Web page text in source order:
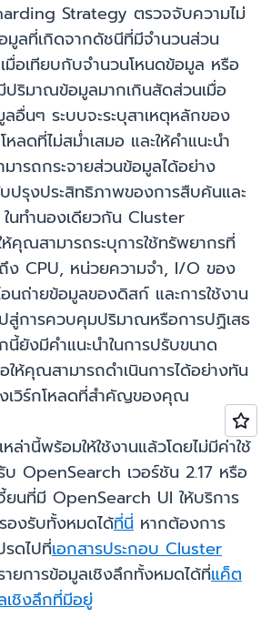
Strategy ตรวจจับความไม่
ลที่เกิดจากดัชนีที่มีจำนวนส่วน
มื่อเทียบกับจำนวนโหนดข้อมูล หรือ
ริมาณข้อมูลมากเกินสัดส่วนเมื่อ
อื่นๆ ระบบจะระบุสาเหตุหลักของ
หลดที่ไม่สม่ำเสมอ และให้คำแนะนำ
ารถกระจายส่วนข้อมูลได้อย่าง
ปรุงประสิทธิภาพของการสืบค้นและ
นทำนองเดียวกัน Cluster
คุณสามารถระบุการใช้ทรัพยากรที่
CPU, หน่วยความจำ, I/O ของ
นถ่ายข้อมูลของดิสก์ และการใช้งาน
สู่การควบคุมปริมาณหรือการปฏิเสธ
ยังมีคำแนะนำในการปรับขนาด
ห้คุณสามารถดำเนินการได้อย่างทัน
เวิร์กโหลดที่สำคัญของคุณ
ล่านี้พร้อมให้ใช้งานแล้วโดยไม่มีค่าใช้
บ OpenSearch เวอร์ชัน 2.17 หรือ
ยนที่มี OpenSearch UI ให้บริการ
องรับทั้งหมดได้ที่นี่ หากต้องการ
รดไปที่เอกสารประกอบ Cluster
ายการข้อมูลเชิงลึกทั้งหมดได้ที่แค็ต
ชิงลึกที่มีอยู่